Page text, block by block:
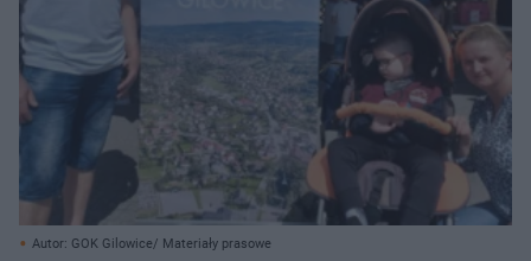
Autor: GOK Gilowice/ Materiały prasowe